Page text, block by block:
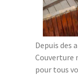
Depuis des
Couverture
pour tous